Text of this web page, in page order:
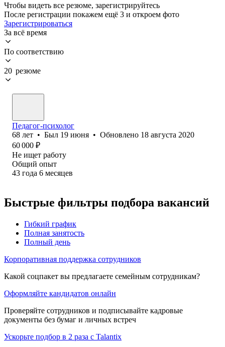
Чтобы видеть все резюме, зарегистрируйтесь
После регистрации покажем ещё 3 и откроем фото
Зарегистрироваться
За всё время
По соответствию
20 резюме
Педагог-психолог
68 лет • Был 19 июня • Обновлено 18 августа 2020
60 000 ₽
Не ищет работу
Общий опыт
43 года 6 месяцев
Быстрые фильтры подбора вакансий
Гибкий график
Полная занятость
Полный день
Корпоративная поддержка сотрудников
Какой соцпакет вы предлагаете семейным сотрудникам?
Оформляйте кандидатов онлайн
Проверяйте сотрудников и подписывайте кадровые
документы без бумаг и личных встреч
Ускорьте подбор в 2 раза с Talantix